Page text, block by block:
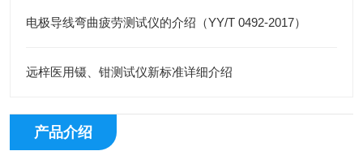
电极导线弯曲疲劳测试仪的介绍（YY/T 0492-2017）
远梓医用镊、钳测试仪新标准详细介绍
产品介绍